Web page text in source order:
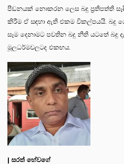
පීඩනයක් නොකරන ලෙස බදු ප්‍රතිපත්ති
කිරීම ඒ සඳහා ඇති එකම විකල්පයයි. බදු
සෑම දෙනාමට පවතින බදු නීති යටතේ බදු
මූලධර්මවලටද එකඟය.
| සරත් හේවගේ